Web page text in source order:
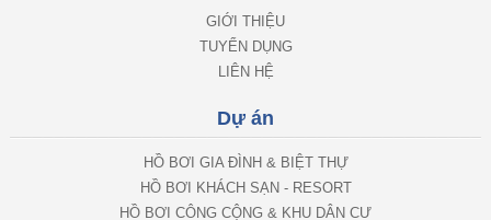
GIỚI THIỆU
TUYỂN DỤNG
LIÊN HỆ
Dự án
HỒ BƠI GIA ĐÌNH & BIỆT THỰ
HỒ BƠI KHÁCH SẠN - RESORT
HỒ BƠI CÔNG CỘNG & KHU DÂN CƯ